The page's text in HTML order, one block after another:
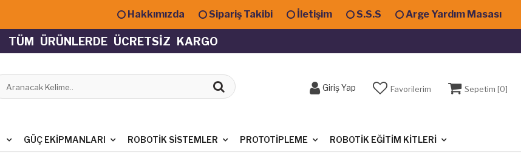
Hakkımızda Sipariş Takibi İletişim S.S.S Arge Yardım Masası
TÜM ÜRÜNLERDE ÜCRETSİZ KARGO
Giriş Yap Favorilerim Sepetim [0]
GÜÇ EKIPMANLARI ROBOTIK SISTEMLER PROTOTIPLEME ROBOTIK EĞITIM KITLERI